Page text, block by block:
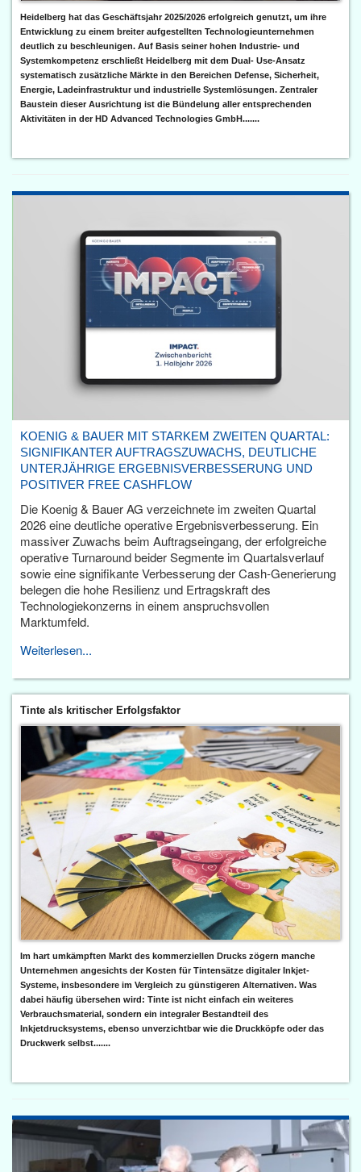
Heidelberg hat das Geschäftsjahr 2025/2026 erfolgreich genutzt, um ihre
Entwicklung zu einem breiter aufgestellten Technologieunternehmen
deutlich zu beschleunigen. Auf Basis seiner hohen Industrie- und
Systemkompetenz erschließt Heidelberg mit dem Dual- Use-Ansatz
systematisch zusätzliche Märkte in den Bereichen Defense, Sicherheit,
Energie, Ladeinfrastruktur und industrielle Systemlösungen. Zentraler
Baustein dieser Ausrichtung ist die Bündelung aller entsprechenden
Aktivitäten in der HD Advanced Technologies GmbH.......
KOENIG & BAUER MIT STARKEM ZWEITEN QUARTAL:
SIGNIFIKANTER AUFTRAGSZUWACHS, DEUTLICHE
UNTERJÄHRIGE ERGEBNISVERBESSERUNG UND
POSITIVER FREE CASHFLOW
Die Koenig & Bauer AG verzeichnete im zweiten Quartal
2026 eine deutliche operative Ergebnisverbesserung. Ein
massiver Zuwachs beim Auftragseingang, der erfolgreiche
operative Turnaround beider Segmente im Quartalsverlauf
sowie eine signifikante Verbesserung der Cash-Generierung
belegen die hohe Resilienz und Ertragskraft des
Technologiekonzerns in einem anspruchsvollen
Marktumfeld.
Weiterlesen...
Tinte als kritischer Erfolgsfaktor
Im hart umkämpften Markt des kommerziellen Drucks zögern manche
Unternehmen angesichts der Kosten für Tintensätze digitaler Inkjet-
Systeme, insbesondere im Vergleich zu günstigeren Alternativen. Was
dabei häufig übersehen wird: Tinte ist nicht einfach ein weiteres
Verbrauchsmaterial, sondern ein integraler Bestandteil des
Inkjetdrucksystems, ebenso unverzichtbar wie die Druckköpfe oder das
Druckwerk selbst.......